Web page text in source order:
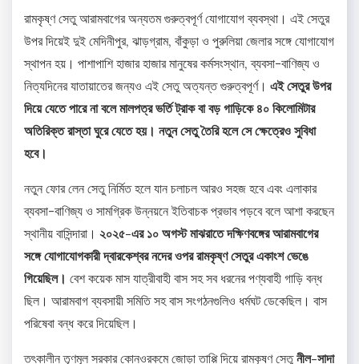
রামকৃষ্ণ সেতু আরামবাগের অন্যতম গুরুত্বপূর্ণ যোগাযোগ ব্যবস্থা। এই সেতুর
উপর দিয়েই দুই মেদিনীপুর, ঝাড়গ্রাম, বাঁকুড়া ও পুরুলিয়া জেলার সঙ্গে যোগাযোগ
স্থাপন হয়। পাশাপাশি হাজার হাজার মানুষের কর্মসংস্থান, ব্যবসা-বাণিজ্য ও
নিত্যদিনের যাতায়াতের জন্যও এই সেতু অত্যন্ত গুরুত্বপূর্ণ। এই সেতুর উপর
দিয়ে যেতে পারে না বলে মালপত্র ভর্তি ট্রাক বা বড় গাড়িকে ৪০ কিলোমিটার
অতিরিক্ত রাস্তা ঘুরে যেতে হয়। নতুন সেতু তৈরি হলে সে ক্ষেত্রেও সুবিধা
হবে।
নতুন ফোর লেন সেতু নির্মিত হলে যান চলাচল আরও সহজ হবে এবং এলাকার
ব্যবসা-বাণিজ্য ও সামগ্রিক উন্নয়নে ইতিবাচক প্রভাব পড়বে বলে আশা করছেন
স্থানীয় বাসিন্দারা। ২০২৫-এর ১০ অগস্ট মাঝরাতে দক্ষিণবঙ্গের আরামবাগের
সঙ্গে যোগাযোগকারী দ্বারকেশ্বর নদের ওপর রামকৃষ্ণ সেতুর একাংশ ভেঙে
গিয়েছিল। বেশ কয়েক মাস যাত্রীবাহী বাস সহ সব ধরনের পণ্যবাহী গাড়ি বন্ধ
ছিল। আরামবাগ ব্যবসায়ী সমিতি সহ বাস সংগঠনগুলিও ধর্মঘট ডেকেছিল। বাস
পরিষেবা বন্ধ করে দিয়েছিল।
তৎকালীন তৃণমূল সরকার কোনওরকমে জোড়া তাপ্পি দিয়ে রামকৃষ্ণ সেতুনীল-সাদা